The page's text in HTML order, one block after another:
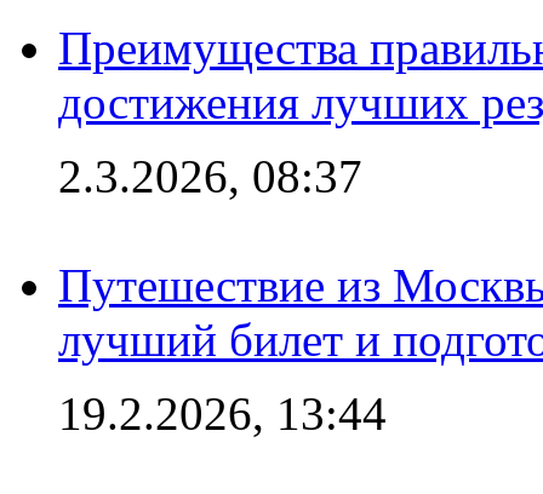
Преимущества
достижения лучших
2.3.2026, 08:37
Путешествие из
лучший билет и
19.2.2026, 13:44